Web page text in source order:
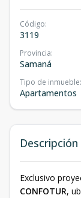
Código:
3119
Provincia:
Samaná
Tipo de inmueble:
Apartamentos
Descripción
Exclusivo
CONFOTUR,